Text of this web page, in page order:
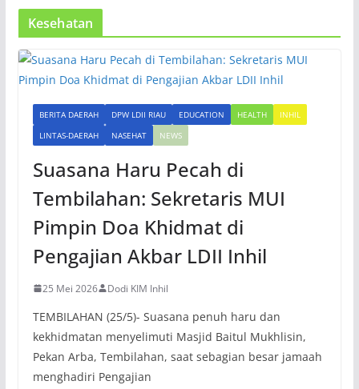
Kesehatan
BERITA DAERAH DPW LDII RIAU EDUCATION HEALTH
INHIL
LINTAS-DAERAH
NASEHAT NEWS
Suasana Haru Pecah di
Tembilahan: Sekretaris MUI
Pimpin Doa Khidmat di
Pengajian Akbar LDII Inhil
25 Mei 2026 Dodi KIM Inhil
TEMBILAHAN (25/5)- Suasana penuh haru dan
kekhidmatan menyelimuti Masjid Baitul Mukhlisin,
Pekan Arba, Tembilahan, saat sebagian besar jamaah
menghadiri Pengajian